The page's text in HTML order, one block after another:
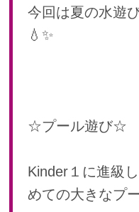
2023
2023年 08月(22)
2023年 06月(22)
2023年 05月(20)
2023年 04月(20)
今回は夏の水遊
💧✨
☆プール遊び☆
Kinder１に進級
めての大きなプ